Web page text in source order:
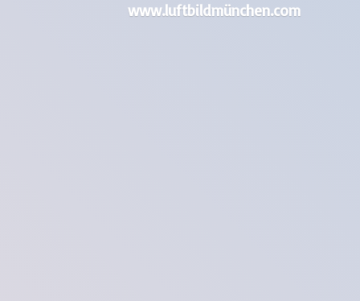
www.luftbildmünchen.com